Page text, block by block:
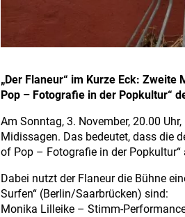
„Der Flaneur“ im Kurze Eck:
Pop – Fotografie in der Popkultur“
Am Sonntag, 3. November, 20.00
Midissagen. Das bedeutet, dass die
of Pop – Fotografie in der
Dabei nutzt der Flaneur die Bühne
Surfen“ (Berlin/Saarbrücken) sind:
Monika Lilleike – Stimm-